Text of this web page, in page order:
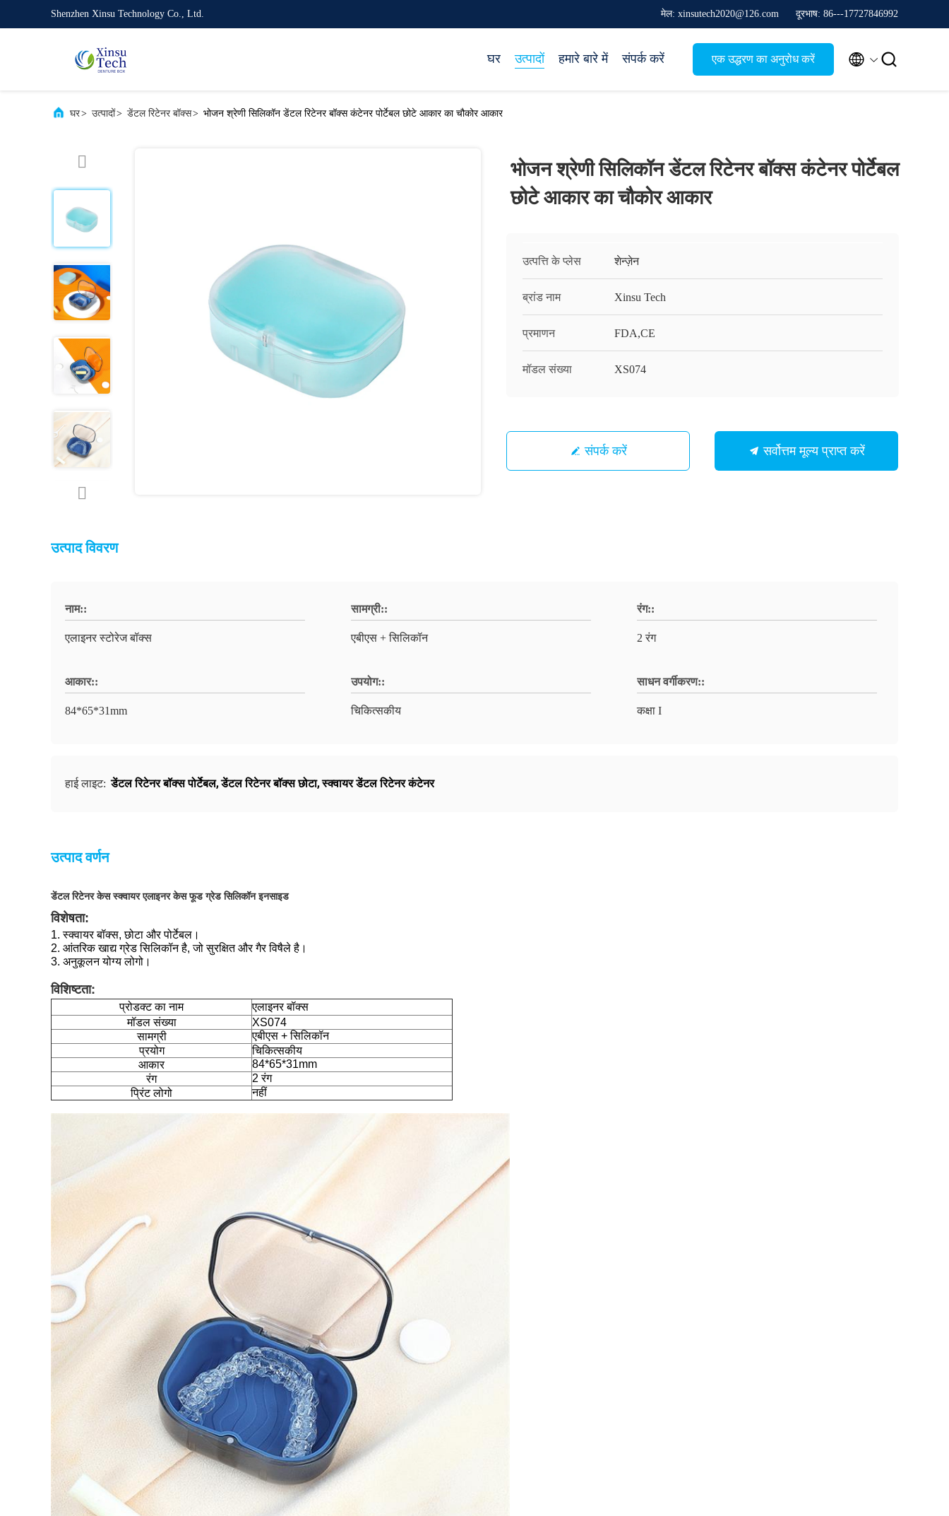
Shenzhen Xinsu Technology Co., Ltd. मेल: xinsutech2020@126.com दूरभाष: 86---17727846992
घर उत्पादों हमारे बारे में संपर्क करें एक उद्धरण का अनुरोध करें  
घर> उत्पादों> डेंटल रिटेनर बॉक्स> भोजन श्रेणी सिलिकॉन डेंटल रिटेनर बॉक्स कंटेनर पोर्टेबल छोटे आकार का चौकोर आकार
भोजन श्रेणी सिलिकॉन डेंटल रिटेनर बॉक्स कंटेनर पोर्टेबल
छोटे आकार का चौकोर आकार
उत्पत्ति के प्लेस शेन्ज़ेन
ब्रांड नाम Xinsu Tech
प्रमाणन FDA,CE
मॉडल संख्या XS074
संपर्क करें सर्वोत्तम मूल्य प्राप्त करें
उत्पाद विवरण
नाम::
एलाइनर स्टोरेज बॉक्स
सामग्री::
एबीएस + सिलिकॉन
रंग::
2 रंग
आकार::
84*65*31mm
उपयोग::
चिकित्सकीय
साधन वर्गीकरण::
कक्षा I
हाई लाइट: डेंटल रिटेनर बॉक्स पोर्टेबल,डेंटल रिटेनर बॉक्स छोटा,स्क्वायर डेंटल रिटेनर कंटेनर
उत्पाद वर्णन
डेंटल रिटेनर केस स्क्वायर एलाइनर केस फूड ग्रेड सिलिकॉन इनसाइड
विशेषता:
1. स्क्वायर बॉक्स, छोटा और पोर्टेबल।
2. आंतरिक खाद्य ग्रेड सिलिकॉन है, जो सुरक्षित और गैर विषैले है।
3. अनुकूलन योग्य लोगो।
विशिष्टता:
प्रोडक्ट का नाम
एलाइनर बॉक्स
मॉडल संख्या
XS074
सामग्री
एबीएस + सिलिकॉन
प्रयोग
चिकित्सकीय
आकार
84*65*31mm
रंग
2 रंग
प्रिंट लोगो
नहीं